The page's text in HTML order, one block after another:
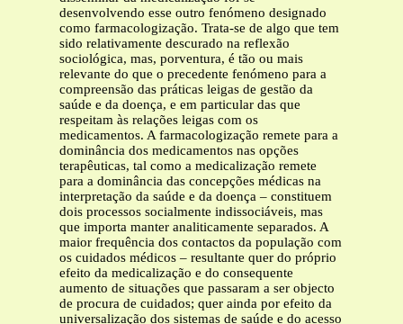
desenvolvendo esse outro fenómeno designado
como farmacologização. Trata-se de algo que tem
sido relativamente descurado na reflexão
sociológica, mas, porventura, é tão ou mais
relevante do que o precedente fenómeno para a
compreensão das práticas leigas de gestão da
saúde e da doença, e em particular das que
respeitam às relações leigas com os
medicamentos. A farmacologização remete para a
dominância dos medicamentos nas opções
terapêuticas, tal como a medicalização remete
para a dominância das concepções médicas na
interpretação da saúde e da doença – constituem
dois processos socialmente indissociáveis, mas
que importa manter analiticamente separados. A
maior frequência dos contactos da população com
os cuidados médicos – resultante quer do próprio
efeito da medicalização e do consequente
aumento de situações que passaram a ser objecto
de procura de cuidados; quer ainda por efeito da
universalização dos sistemas de saúde e do acesso